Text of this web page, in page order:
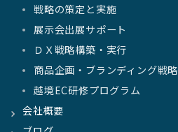
戦略の策定と実施
展示会出展サポート
ＤＸ戦略構築・実行
商品企画・ブランディング戦略
越境EC研修プログラム
会社概要